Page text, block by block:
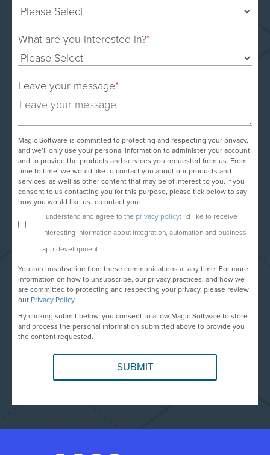
What are you interested in?*
Leave your message*
Magic Software is committed to protecting and respecting your privacy,
and we’ll only use your personal information to administer your account
and to provide the products and services you requested from us. From
time to time, we would like to contact you about our products and
services, as well as other content that may be of interest to you. If you
consent to us contacting you for this purpose, please tick below to say
how you would like us to contact you:
I understand and agree to the privacy policy; I'd like to receive
interesting information about integration, automation and business
app development.
You can unsubscribe from these communications at any time. For more
information on how to unsubscribe, our privacy practices, and how we
are committed to protecting and respecting your privacy, please review
our Privacy Policy.
By clicking submit below, you consent to allow Magic Software to store
and process the personal information submitted above to provide you
the content requested.